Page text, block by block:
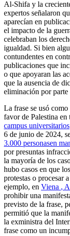
Al-Shifa y la
expertos señalaron
aparecían en
el impacto de la
celebraban los
igualdad. Si bien
contundentes en
publicaciones que
o que apoyaran las
que la ausencia de
eliminación por
La frase se usó como
favor de Palestina
campus universitarios
6 de junio de 2024,
3.000 personasen
por presuntas
la mayoría de los
hubo casos en que
protestas o procesar
ejemplo, en Viena ,
prohibir una
previsto de la frase,
permitió que la
la exministra del
frase como un